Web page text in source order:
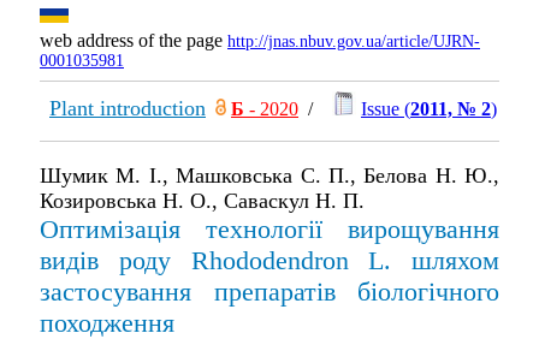
web address of the page http://jnas.nbuv.gov.ua/article/UJRN-
0001035981
Plant introduction Б - 2020 / Issue (2011, № 2)
Шумик М. І., Машковська С. П., Белова Н. Ю.,
Козировська Н. О., Саваскул Н. П.
Оптимізація технології вирощування
видів роду Rhododendron L. шляхом
застосування препаратів біологічного
походження